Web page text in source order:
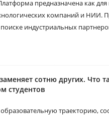
предназначена как
компаний и НИИ.
индустриальных
сотню других. Что
студентов
траекторию,